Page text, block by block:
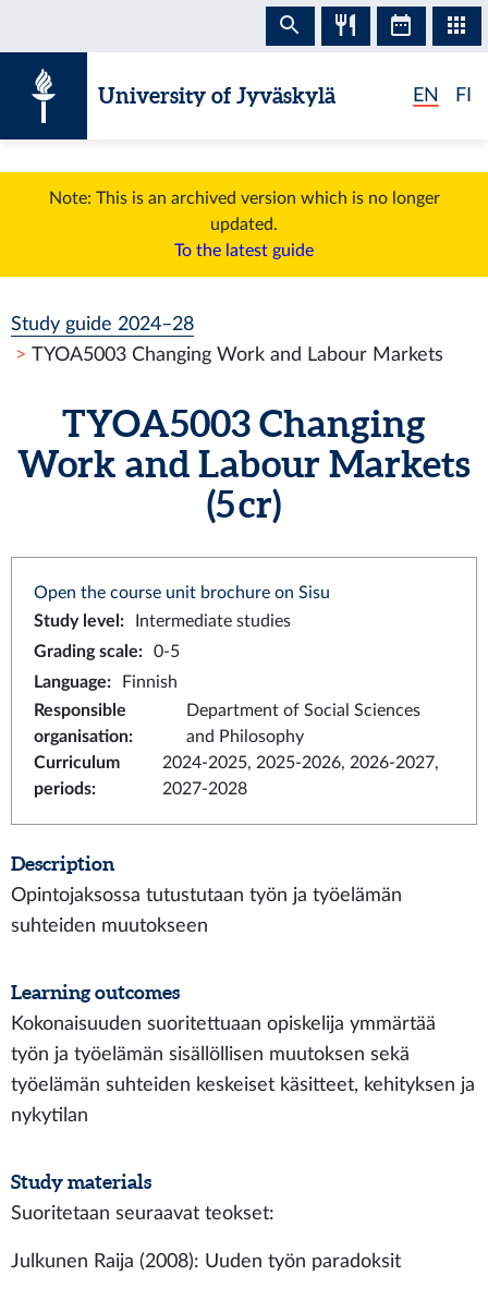
University of Jyväskylä EN FI
Note: This is an archived version which is no longer
updated.
To the latest guide
Study guide 2024–28
TYOA5003 Changing Work and Labour Markets
TYOA5003 Changing
Work and Labour Markets
(5 cr)
Open the course unit brochure on Sisu
Study level :
Intermediate studies
Grading scale:
0-5
Language:
Finnish
Responsible
organisation:
Department of Social Sciences
and Philosophy
Curriculum
periods:
2024-2025, 2025-2026, 2026-2027,
2027-2028
Description
Opintojaksossa tutustutaan työn ja työelämän
suhteiden muutokseen
Learning outcomes
Kokonaisuuden suoritettuaan opiskelija ymmärtää
työn ja työelämän sisällöllisen muutoksen sekä
työelämän suhteiden keskeiset käsitteet, kehityksen ja
nykytilan
Study materials
Suoritetaan seuraavat teokset:
Julkunen Raija (2008): Uuden työn paradoksit